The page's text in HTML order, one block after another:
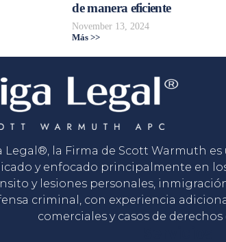
de manera eficiente
November 13, 2024
Más >>
Legal®, la Firma de Scott Warmuth
y enfocado principalmente en
y lesiones personales,
criminal, con experiencia
comerciales y casos de